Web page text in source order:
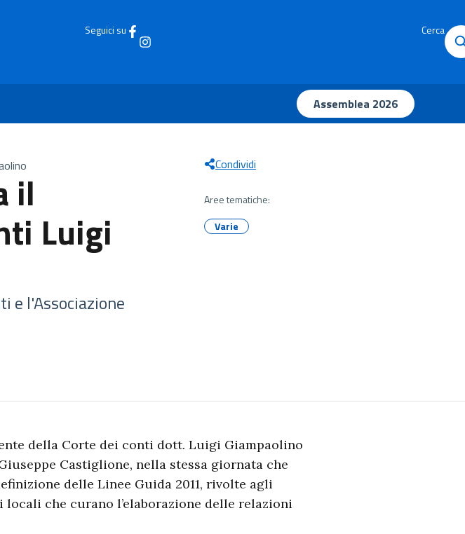
Seguici su Cerca
Assemblea 2026
il
Luigi
e l'Associazione
Condividi
Aree tematiche:
Varie
della Corte dei conti dott. Luigi Giampaolino
Castiglione, nella stessa giornata che
delle Linee Guida 2011, rivolte agli
che curano l’elaborazione delle relazioni